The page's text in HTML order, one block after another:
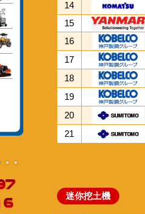
14
15
16
17
18
19
20
21
迷你挖土機